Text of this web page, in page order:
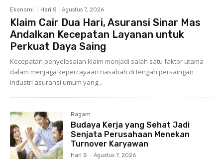
Ekonomi Hari S - Agustus 7, 2026
Klaim Cair Dua Hari, Asuransi Sinar Mas
Andalkan Kecepatan Layanan untuk
Perkuat Daya Saing
Kecepatan penyelesaian klaim menjadi salah satu faktor utama
dalam menjaga kepercayaan nasabah di tengah persaingan
industri asuransi umum yang...
Ragam
Budaya Kerja yang Sehat Jadi
Senjata Perusahaan Menekan
Turnover Karyawan
Hari S - Agustus 7, 2026